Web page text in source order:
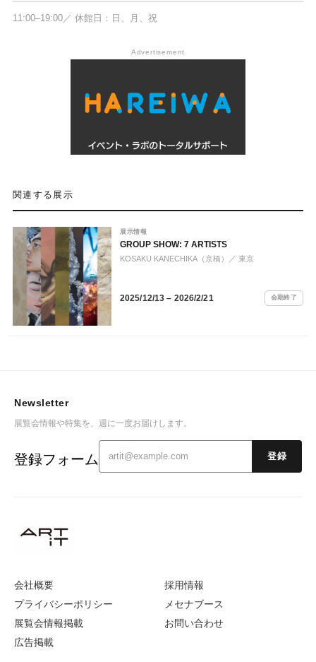
11:00–19:00／ 休館日：日、月、祝
Advertisement
関連する展示
展示情報
GROUP SHOW: 7 ARTISTS
KOSAKU KANECHIKA（京橋） ／ 東京
2025/12/13 – 2026/2/21 会期終了
会社概要
プライバシーポリシー
展覧会情報掲載
広告掲載
採用情報
メセナブース
お問い合わせ
Newsletter
展覧会情報や特集を、週に一度お届けします。
登録フォーム 登録